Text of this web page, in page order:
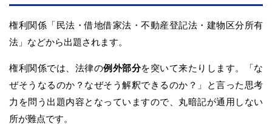
権利関係「民法・借地借家法・不動産登記法・建物区分所有
法」などから出題されます。
権利関係では、法律の例外部分を突いて来たりします。「な
ぜそうなるのか？なぜそう解釈できるのか？」と言った思考
力を問う出題内容となっていますので、丸暗記が通用しない
所が難点です。